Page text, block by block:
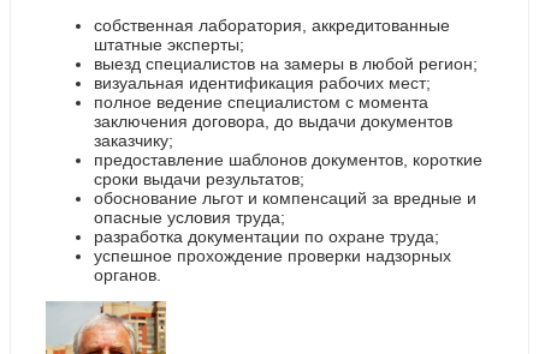
собственная лаборатория, аккредитованные
штатные эксперты;
выезд специалистов на замеры в любой регион;
визуальная идентификация рабочих мест;
полное ведение специалистом с момента
заключения договора, до выдачи документов
заказчику;
предоставление шаблонов документов, короткие
сроки выдачи результатов;
обоснование льгот и компенсаций за вредные и
опасные условия труда;
разработка документации по охране труда;
успешное прохождение проверки надзорных
органов.